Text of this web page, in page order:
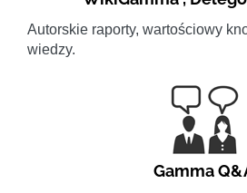
Autorskie raporty, wartościowy
wiedzy.
Gamma